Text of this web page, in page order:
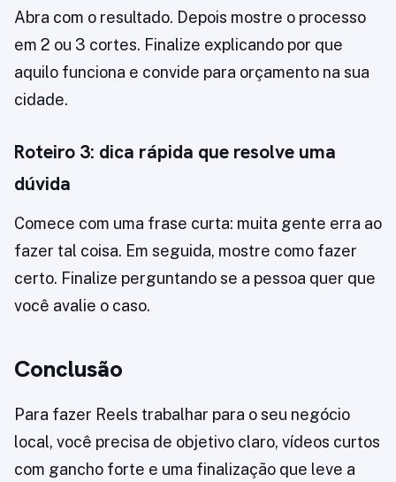
Abra com o resultado. Depois mostre o processo
em 2 ou 3 cortes. Finalize explicando por que
aquilo funciona e convide para orçamento na sua
cidade.
Roteiro 3: dica rápida que resolve uma
dúvida
Comece com uma frase curta: muita gente erra ao
fazer tal coisa. Em seguida, mostre como fazer
certo. Finalize perguntando se a pessoa quer que
você avalie o caso.
Conclusão
Para fazer Reels trabalhar para o seu negócio
local, você precisa de objetivo claro, vídeos curtos
com gancho forte e uma finalização que leve a